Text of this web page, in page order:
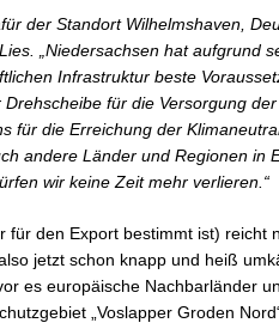
der Standort Wilhelmshaven,
„Niedersachsen hat aufgrund
Infrastruktur beste
für die Versorgung
für die Erreichung der
andere Länder und Regionen in
wir keine Zeit mehr verlieren.“
für den Export bestimmt ist) reicht
jetzt schon knapp und heiß
es europäische Nachbarländer
„Voslapper Groden